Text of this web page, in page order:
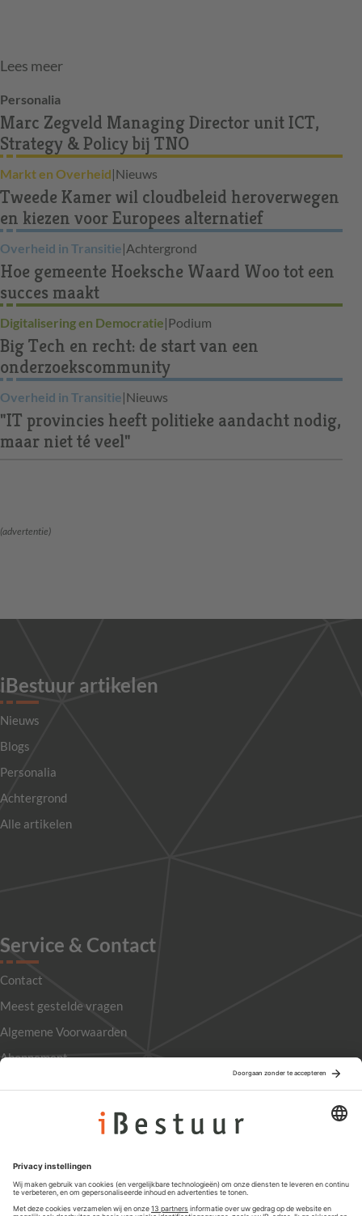
Lees meer
Personalia
Marc Zegveld Managing Director unit ICT,
Strategy & Policy bij TNO
Markt en Overheid|Nieuws
Tweede Kamer wil cloudbeleid heroverwegen
en kiezen voor Europees alternatief
Overheid in Transitie|Achtergrond
Hoe gemeente Hoeksche Waard Woo tot een
succes maakt
Digitalisering en Democratie|Podium
Big Tech en recht: de start van een
onderzoekscommunity
Overheid in Transitie|Nieuws
"IT provincies heeft politieke aandacht nodig,
maar niet té veel"
(advertentie)
iBestuur artikelen
Nieuws
Blogs
Personalia
Achtergrond
Alle artikelen
Service & Contact
Contact
Meest gestelde vragen
Algemene Voorwaarden
Abonnement
Privacyinstellingen